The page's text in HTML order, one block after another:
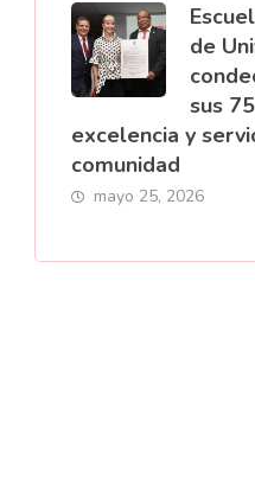
de
sus
excelencia y
comunidad
mayo 25, 2026